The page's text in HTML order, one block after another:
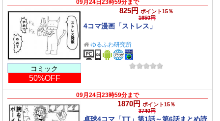
09月24日23時59分まで
コミック
50%OFF
825円 ポイント15％
1650円
4コマ漫画「ストレス」
ゆるふわ研究所
09月24日23時59分まで
1870円 ポイント15％
3740円
卓球4コマ「TT」第1話～第6話まとめ読